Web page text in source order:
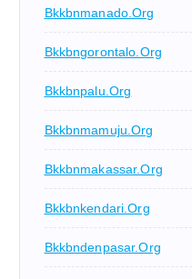
Bkkbnmanado.org
Bkkbngorontalo.org
Bkkbnpalu.org
Bkkbnmamuju.org
Bkkbnmakassar.org
Bkkbnkendari.org
Bkkbndenpasar.org